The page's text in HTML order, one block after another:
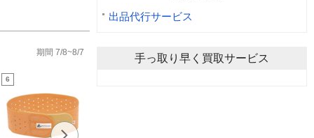
期間 7/8~8/7
6
出品代行サービス
手っ取り早く買取サービス